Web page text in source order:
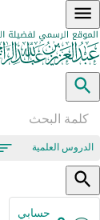
الدروس العلمية
حسابي